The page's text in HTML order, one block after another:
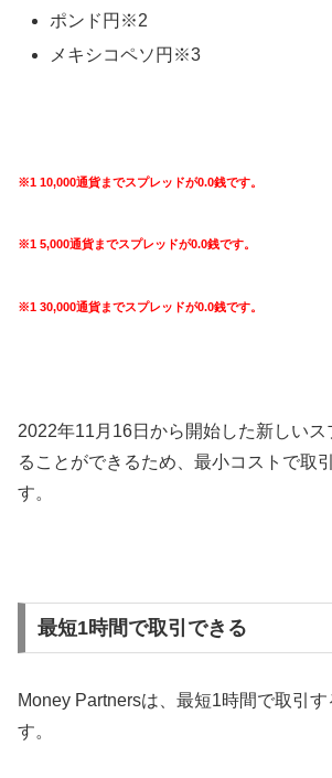
ポンド円※2
メキシコペソ円※3
※1 10,000通貨までスプレッドが0.0銭です。
※1 5,000通貨までスプレッドが0.0銭です。
※1 30,000通貨までスプレッドが0.0銭です。
2022年11 月 16日から開始した新しい
ることができるため、最小コストで取
す。
最短1時間で取引できる
Money Partnersは、最短1時間で取引す
す。